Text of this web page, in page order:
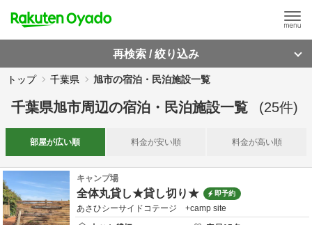
再検索 / 絞り込み
トップ 千葉県 旭市の宿泊・民泊施設一覧
千葉県旭市周辺の宿泊・民泊施設一覧 (25件)
部屋が広い順 料金が安い順 料金が高い順
キャンプ場
全体丸貸し★貸し切り★ 即予約
あさひシーサイドコテージ +camp site